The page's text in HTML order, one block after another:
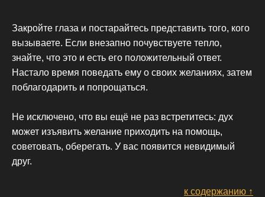
Закройте глаза и постарайтесь представить того, кого
вызываете. Если внезапно почувствуете тепло,
знайте, что это и есть его положительный ответ.
Настало время поведать ему о своих желаниях, затем
поблагодарить и попрощаться.
Не исключено, что вы ещё не раз встретитесь: дух
может изъявить желание приходить на помощь,
советовать, оберегать. У вас появится невидимый
друг.
к содержанию ↑